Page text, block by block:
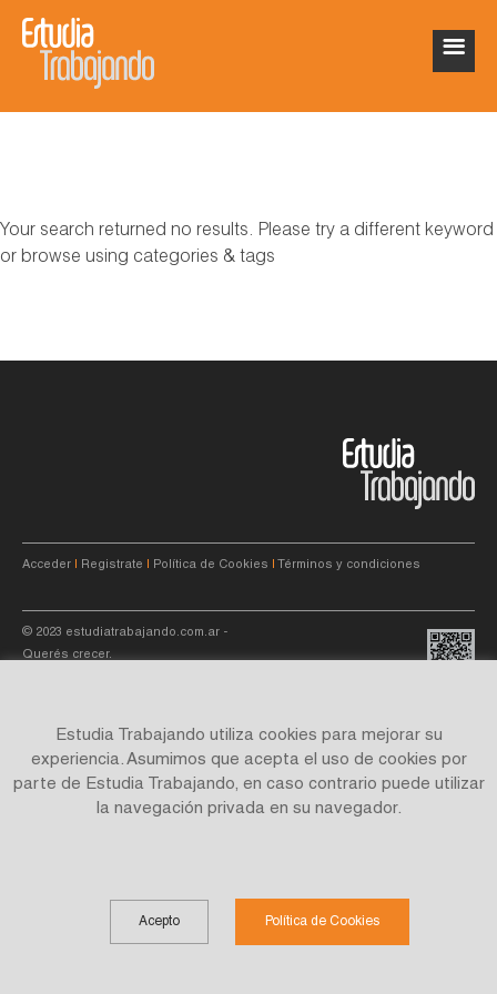
Your search returned no results. Please try a different keyword
or browse using categories & tags
Acceder Registrate Política de Cookies Términos y condiciones
© 2023 estudiatrabajando.com.ar -
Querés crecer.
Site by
Estudia Trabajando utiliza cookies para mejorar su
experiencia. Asumimos que acepta el uso de cookies por
parte de Estudia Trabajando, en caso contrario puede utilizar
la navegación privada en su navegador.
Acepto Política de Cookies